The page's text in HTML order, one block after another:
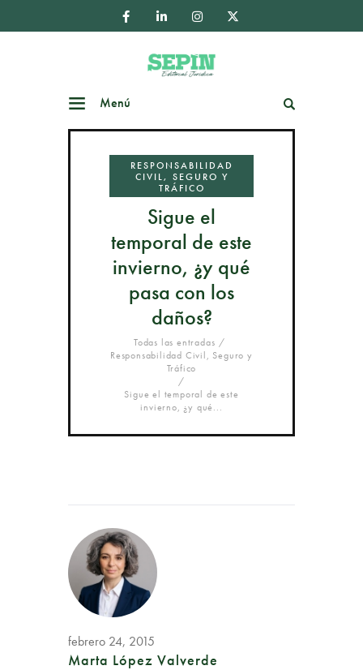
Menú
RESPONSABILIDAD
CIVIL, SEGURO Y
TRÁFICO
Sigue el
temporal de este
invierno, ¿y qué
pasa con los
daños?
Todas las entradas
Responsabilidad Civil, Seguro y
Tráfico
Sigue el temporal de este
invierno, ¿y qué...
febrero 24, 2015
Marta López Valverde